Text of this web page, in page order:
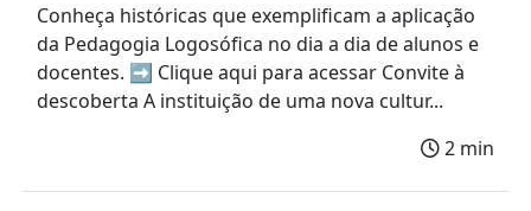
Conheça históricas que exemplificam a aplicação
da Pedagogia Logosófica no dia a dia de alunos e
docentes. ➡️ Clique aqui para acessar Convite à
descoberta A instituição de uma nova cultur...
2 min